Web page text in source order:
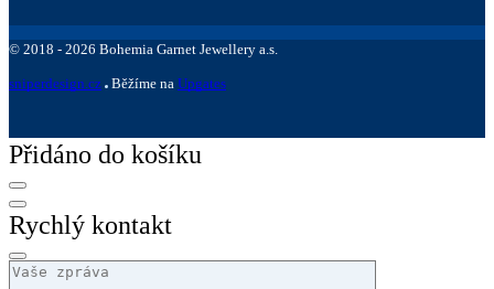
© 2018 - 2026 Bohemia Garnet Jewellery a.s.
sniperdesign.cz Běžíme na Upgates
Přidáno do košíku
Rychlý kontakt